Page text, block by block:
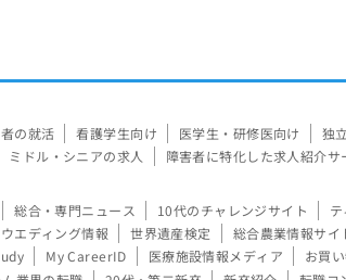
の就活 看護学生向け 医学生・研修医向け 独
ミドル・シニアの求人
障害者に特化した求人紹介サ
総合・専門ニュース 10代のチャレンジサイト
ウエディング情報
世界遺産検定 総合農業情報サイ
My CareerID 医療施設情報メディア
お買